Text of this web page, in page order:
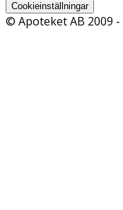
Cookieinställningar
© Apoteket AB 2009 -